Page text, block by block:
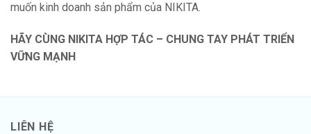
muốn kinh doanh sản phẩm của NIKITA.
HÃY CÙNG NIKITA HỢP TÁC – CHUNG TAY PHÁT TRIỂN
VỮNG MẠNH
LIÊN HỆ